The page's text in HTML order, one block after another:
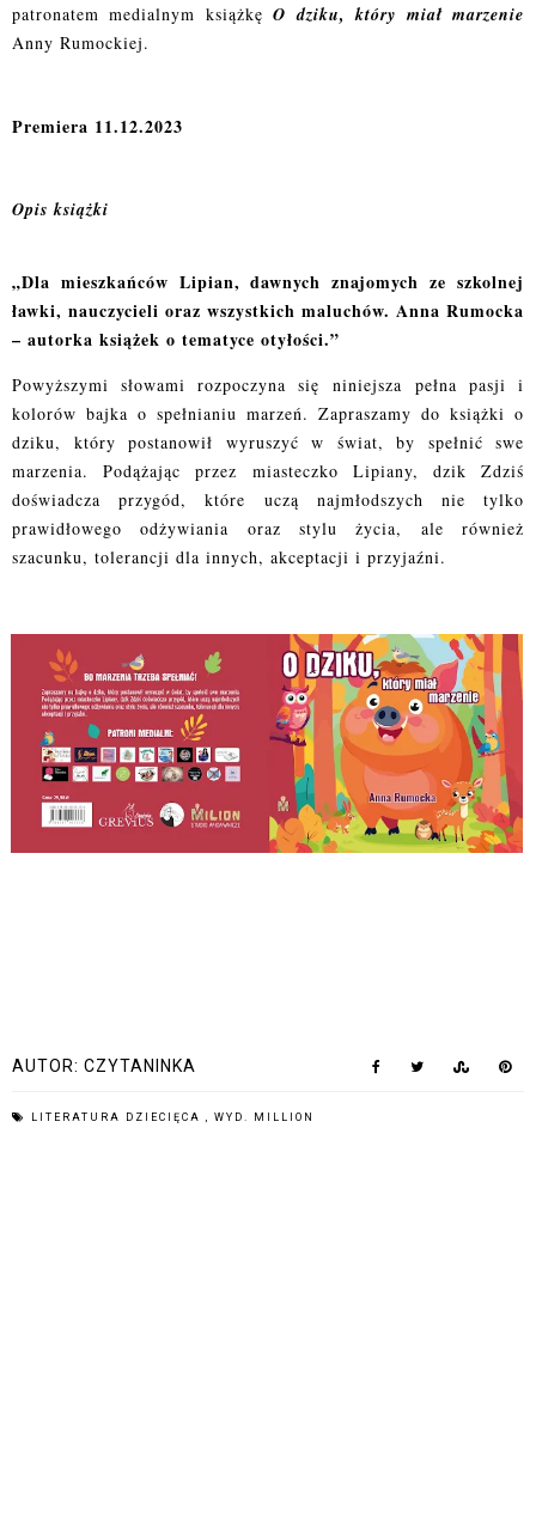
patronatem medialnym książkęO dziku, który miał marzenie
Anny Rumockiej.
Premiera 11.12.2023
Opis książki
„Dla mieszkańców Lipian, dawnych znajomych ze szkolnej
ławki, nauczycieli oraz wszystkich maluchów. Anna Rumocka
– autorka książek o tematyce otyłości.”
Powyższymi słowami rozpoczyna się niniejsza pełna pasji i
kolorów bajka o spełnianiu marzeń. Zapraszamy do książki o
dziku, który postanowił wyruszyć w świat, by spełnić swe
marzenia. Podążając przez miasteczko Lipiany, dzik Zdziś
doświadcza przygód, które uczą najmłodszych nie tylko
prawidłowego odżywiania oraz stylu życia, ale również
szacunku, tolerancji dla innych, akceptacji i przyjaźni.
AUTOR: CZYTANINKA
LITERATURA DZIECIĘCA , WYD. MILLION